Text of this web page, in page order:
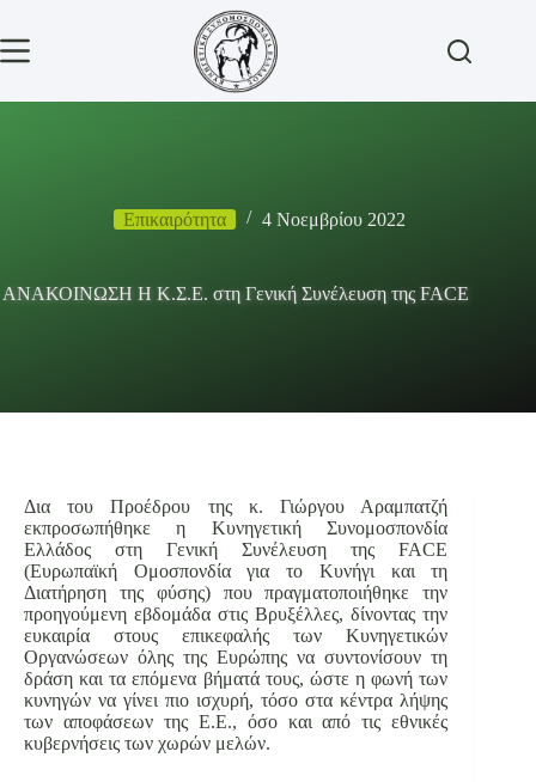
περιεχόμενο
Επικαιρότητα 4 Νοεμβρίου 2022
ΑΝΑΚΟΙΝΩΣΗ Η Κ.Σ.Ε. στη Γενική Συνέλευση της FACE
Δια του Προέδρου της κ. Γιώργου Αραμπατζή
εκπροσωπήθηκε η Κυνηγετική Συνομοσπονδία
Ελλάδος στη Γενική Συνέλευση της FACE
(Ευρωπαϊκή Ομοσπονδία για το Κυνήγι και τη
Διατήρηση της φύσης) που πραγματοποιήθηκε την
προηγούμενη εβδομάδα στις Βρυξέλλες, δίνοντας την
ευκαιρία στους επικεφαλής των Κυνηγετικών
Οργανώσεων όλης της Ευρώπης να συντονίσουν τη
δράση και τα επόμενα βήματά τους, ώστε η φωνή των
κυνηγών να γίνει πιο ισχυρή, τόσο στα κέντρα λήψης
των αποφάσεων της Ε.Ε., όσο και από τις εθνικές
κυβερνήσεις των χωρών μελών.